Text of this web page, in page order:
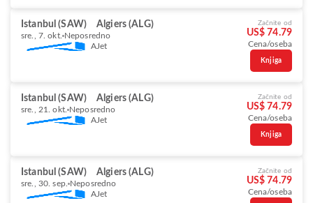
Istanbul (SAW) Algiers (ALG)
sre., 7. okt. Neposredno
AJet
Začnite od
US$ 74.79
Cena/oseba
Knjiga
Istanbul (SAW) Algiers (ALG)
sre., 21. okt. Neposredno
AJet
Začnite od
US$ 74.79
Cena/oseba
Knjiga
Istanbul (SAW) Algiers (ALG)
sre., 30. sep. Neposredno
AJet
Začnite od
US$ 74.79
Cena/oseba